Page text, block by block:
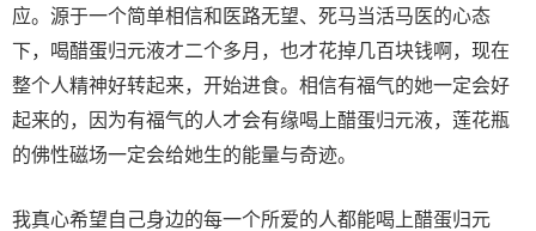
应。源于一个简单相信和医路无望、死马当活马医的心态
下，喝醋蛋归元液才二个多月，也才花掉几百块钱啊，现在
整个人精神好转起来，开始进食。相信有福气的她一定会好
起来的，因为有福气的人才会有缘喝上醋蛋归元液，莲花瓶
的佛性磁场一定会给她生的能量与奇迹。
我真心希望自己身边的每一个所爱的人都能喝上醋蛋归元